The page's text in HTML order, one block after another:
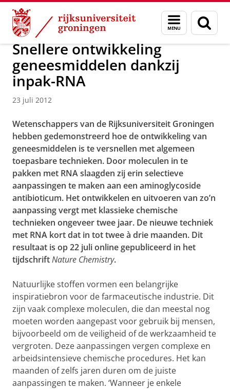
Skip
Content
Skip
Navigation
Menu
en
zoeken
Over ons Actueel Nieuws Nieuwsberichten
Snellere ontwikkeling
geneesmiddelen dankzij
inpak-RNA
23 juli 2012
Wetenschappers van de Rijksuniversiteit Groningen
hebben gedemonstreerd hoe de ontwikkeling van
geneesmiddelen is te versnellen met algemeen
toepasbare technieken. Door moleculen in te
pakken met RNA slaagden zij erin selectieve
aanpassingen te maken aan een aminoglycoside
antibioticum. Het ontwikkelen en uitvoeren van zo’n
aanpassing vergt met klassieke chemische
technieken ongeveer twee jaar. De nieuwe techniek
met RNA kort dat in tot twee à drie maanden. Dit
resultaat is op 22 juli online gepubliceerd in het
tijdschriftNature Chemistry.
Natuurlijke stoffen vormen een belangrijke
inspiratiebron voor de farmaceutische industrie. Dit
zijn vaak complexe moleculen, die dan meestal nog
moeten worden aangepast voor gebruik bij mensen,
bijvoorbeeld om de veiligheid of de werkzaamheid te
vergroten. Deze aanpassingen vergen complexe en
arbeidsintensieve chemische procedures. Het kan
maanden of zelfs jaren duren om de juiste
aanpassingen te maken. ‘Wanneer je enkele